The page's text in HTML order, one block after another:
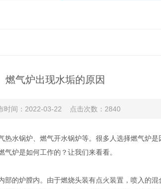
燃气炉出现水垢的原因
时间：2022-03-22 点击次数：2840
水锅炉、燃气开水锅炉等。很多人选择燃气炉
炉是如何工作的？让我们来看看。
的炉膛内。由于燃烧头装有点火装置，喷入的